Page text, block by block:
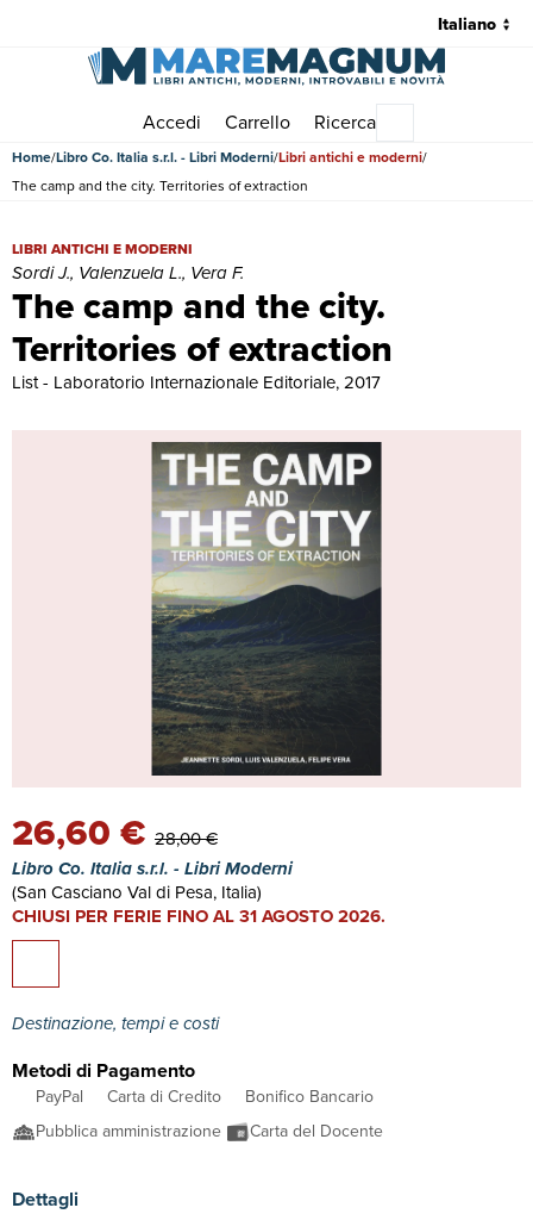
Accedi Carrello Ricerca
Home Libro Co. Italia s.r.l. - Libri Moderni Libri antichi e moderni
The camp and the city. Territories of extraction
The camp and the city.
Territories of extraction
The camp and the city. Territories of extraction | Libri antichi e
LIBRI ANTICHI E MODERNI
Sordi J., Valenzuela L., Vera F.
List - Laboratorio Internazionale Editoriale, 2017
26,60 € 28,00 €
Libro Co. Italia s.r.l. - Libri Moderni
(San Casciano Val di Pesa, Italia)
CHIUSI PER FERIE FINO AL 31 AGOSTO 2026.
Destinazione, tempi e costi
Metodi di Pagamento
PayPal Carta di Credito
Bonifico Bancario
Pubblica amministrazione
Carta del Docente
Dettagli